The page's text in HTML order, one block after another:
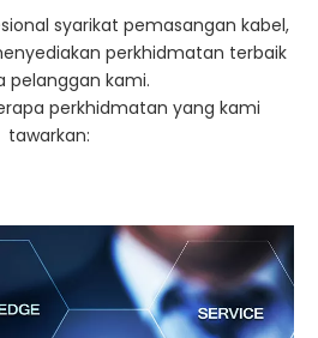
syarikat pemasangan kabel,
perkhidmatan terbaik
pelanggan kami.
perkhidmatan yang kami
tawarkan: